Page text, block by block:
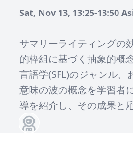
Sat, Nov 13, 13:25-13:50
サマリーライティングの
的枠組に基づく抽象的概
言語学(SFL)のジャンル
意味の波の概念を学習者
導を紹介し、その成果と